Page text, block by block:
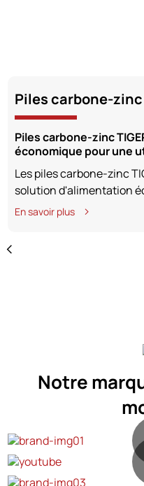
Piles carbone-zinc
Piles carbone-zinc
économique pour une
Les piles carbone-zinc
solution d'alimentation
appareils à faible
En savoir plus
Notre